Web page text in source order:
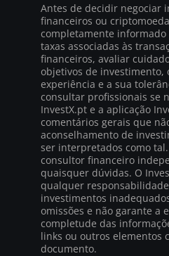
Antes de decidir negociar
financeiros ou
completamente informado
taxas associadas às
financeiros, avaliar
objetivos de investimento,
experiência e a sua
consultar profissionais se
InvestX.pt e a aplicação
comentários gerais que
aconselhamento de
ser interpretados como
consultor financeiro
quaisquer dúvidas. O
qualquer
investimentos
omissões e não garante a
completude das
links ou outros elementos
documento.